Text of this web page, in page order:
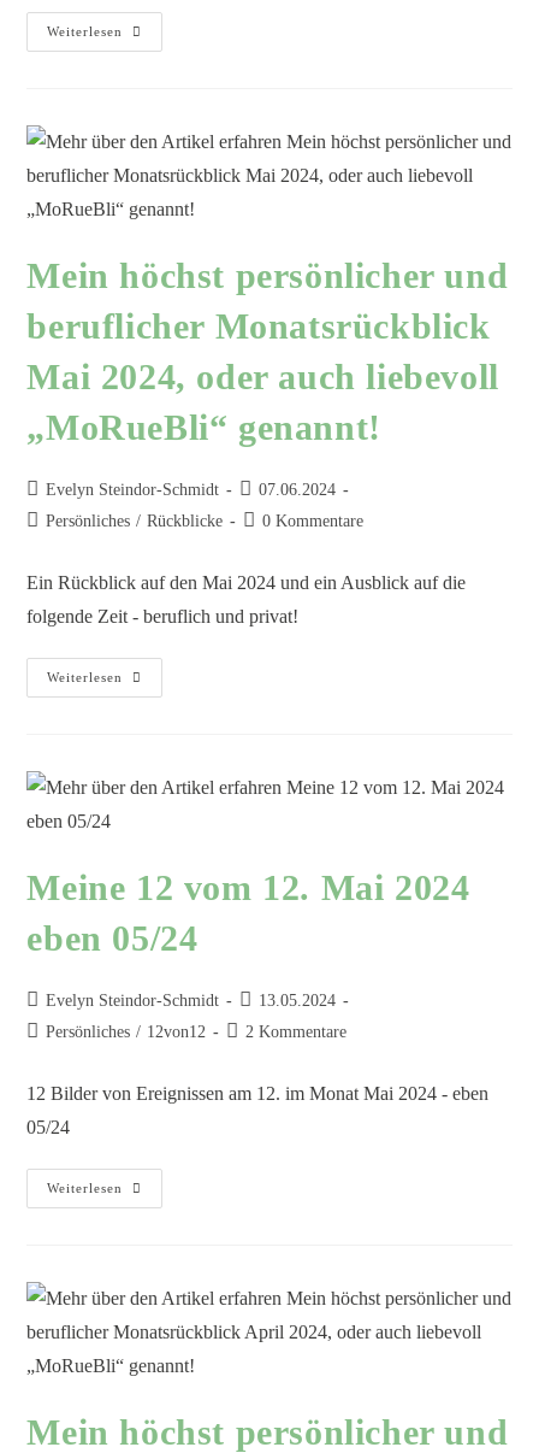
Weiterlesen
Mein höchst persönlicher und
beruflicher Monatsrückblick
Mai 2024, oder auch liebevoll
„MoRueBli“ genannt!
Evelyn Steindor-Schmidt
07.06.2024
Persönliches / Rückblicke 0 Kommentare
Ein Rückblick auf den Mai 2024 und ein Ausblick auf die
folgende Zeit - beruflich und privat!
Weiterlesen
Meine 12 vom 12. Mai 2024
eben 05/24
Evelyn Steindor-Schmidt
13.05.2024
Persönliches / 12von12 2 Kommentare
12 Bilder von Ereignissen am 12. im Monat Mai 2024 - eben
05/24
Weiterlesen
Mein höchst persönlicher und